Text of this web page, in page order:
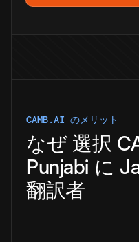
CAMB.AI のメリット
なぜ 選択
Punjabi に
翻訳者